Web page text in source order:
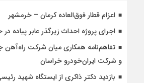
اعزام قطار فوق‌العاده کرمان – خرمشهر
اجرای پروژه احداث زیرگذر عابر پیاده
تفاهم‌نامه همکاری میان شرکت راه‌آهن
و شرکت ایران‌خودرو خراسان
بازدید دکتر ذاکری از ایستگاه شهید